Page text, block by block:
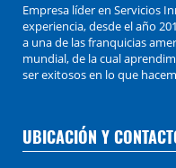
Empresa líder en Servicios
experiencia, desde el año
a una de las franquicias
mundial, de la cual
ser exitosos en lo que
UBICACIÓN Y